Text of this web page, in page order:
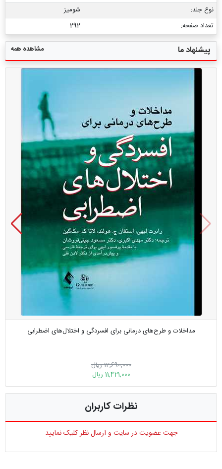
نوع جلد:
شومیز
تعداد صفحه:
292
پیشنهاد ما مشاهده همه
مداخلات و طرح‌های درمانی برای افسردگی و اختلال‌های اضطرابی
12,690,000 ریال
11,421,000 ریال
نظرات کاربران
جهت عضویت در سایت و ارسال نظر کلیک نمایید